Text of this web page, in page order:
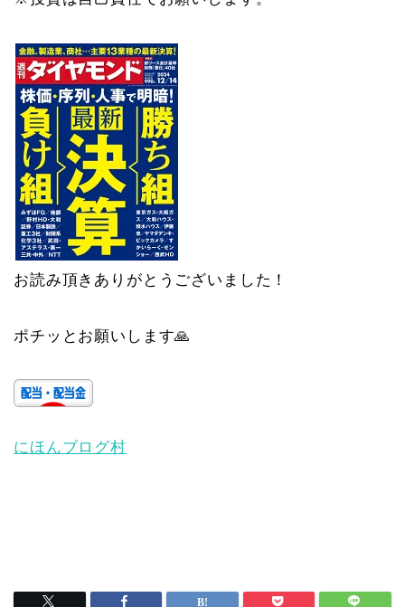
お読み頂きありがとうございました！
ポチッとお願いします🙏
にほんブログ村